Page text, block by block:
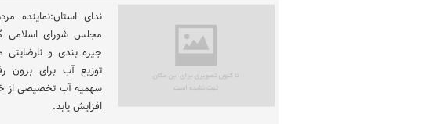
ندای استان:نماینده
مجلس شورای اسلامی
جیره بندی و
توزیع آب برای برون
سهمیه آب تخصیصی از
افزایش یابد.